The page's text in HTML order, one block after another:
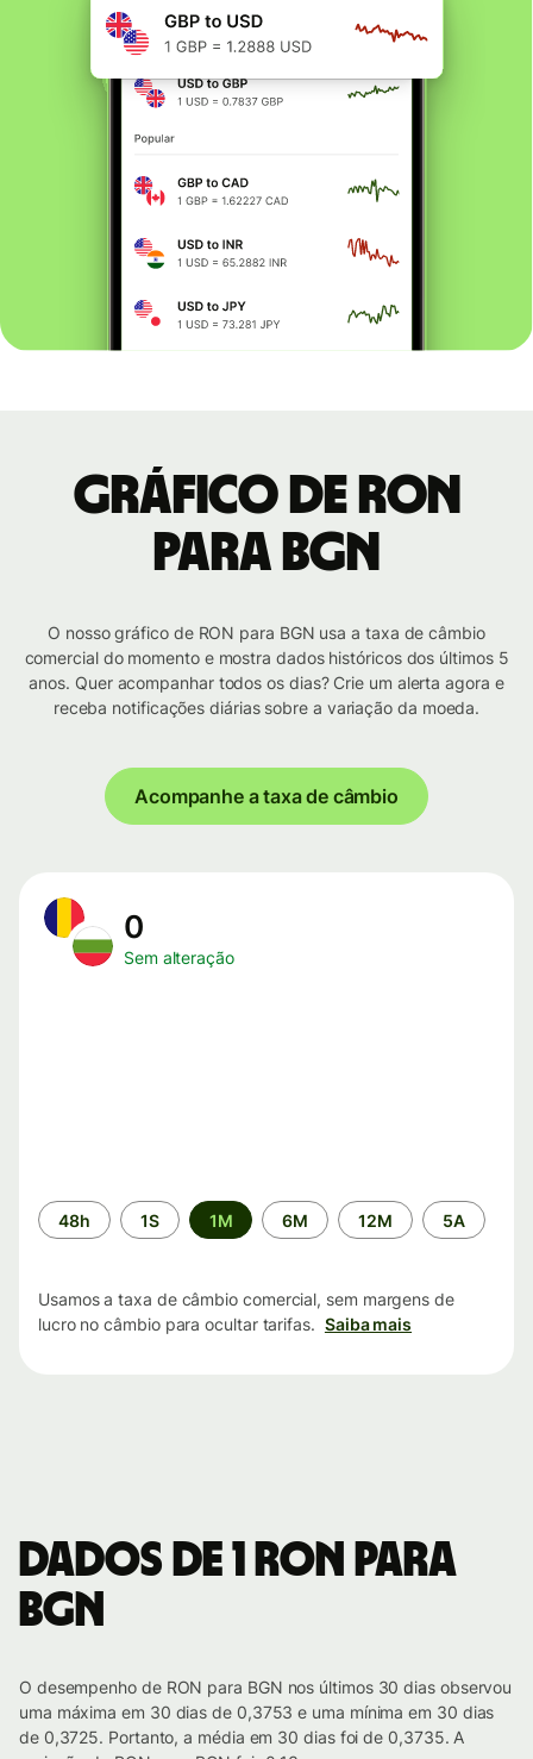
Gráfico de RON
para BGN
O nosso gráfico de RON para BGN usa a taxa de câmbio
comercial do momento e mostra dados históricos dos últimos 5
anos. Quer acompanhar todos os dias? Crie um alerta agora e
receba notificações diárias sobre a variação da moeda.
Acompanhe a taxa de câmbio
0
Sem alteração
Período
de
48h 1S 1M 6M 12M 5A
Usamos a taxa de câmbio comercial, sem margens de
lucro no câmbio para ocultar tarifas. Saiba mais
Dados de 1 RON para
BGN
O desempenho de RON para BGN nos últimos 30 dias observou
uma máxima em 30 dias de 0,3753 e uma mínima em 30 dias
de 0,3725. Portanto, a média em 30 dias foi de 0,3735. A